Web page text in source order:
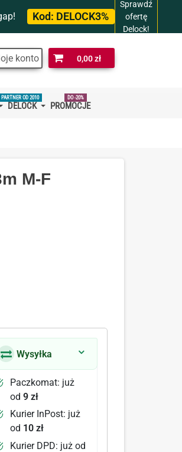
Kod: DELOCK3%
Sprawdź
ofertę
Delock!
konto 0,00 zł
DELOCK
PARTNER OD 2010
PROMOCJE
DO -20%
M-F
Wysyłka
Paczkomat: już
od9 zł
Kurier InPost: już
od 10 zł
Kurier DPD: już od